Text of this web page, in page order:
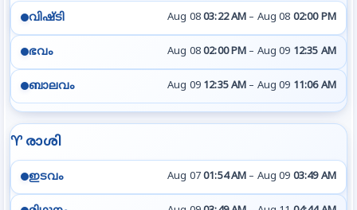
വിഷ്ടി Aug 0803:22 AM – Aug 08 02:00 PM
ഭവം Aug 0802:00 PM – Aug 09 12:35 AM
ബാലവം Aug 09 12:35 AM – Aug 09 11:06 AM
♈️ രാശി
ഇടവം Aug 0701:54 AM – Aug 09 03:49 AM